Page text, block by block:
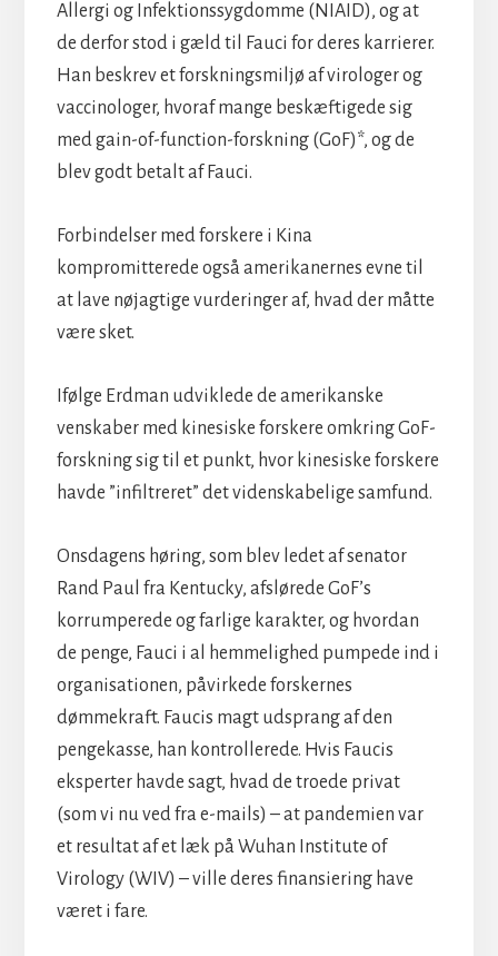
Allergi og Infektionssygdomme (NIAID), og at
de derfor stod i gæld til Fauci for deres karrierer.
Han beskrev et forskningsmiljø af virologer og
vaccinologer, hvoraf mange beskæftigede sig
med gain-of-function-forskning (GoF)*, og de
blev godt betalt af Fauci.
Forbindelser med forskere i Kina
kompromitterede også amerikanernes evne til
at lave nøjagtige vurderinger af, hvad der måtte
være sket.
Ifølge Erdman udviklede de amerikanske
venskaber med kinesiske forskere omkring GoF-
forskning sig til et punkt, hvor kinesiske forskere
havde ”infiltreret” det videnskabelige samfund.
Onsdagens høring, som blev ledet af senator
Rand Paul fra Kentucky, afslørede GoF’s
korrumperede og farlige karakter, og hvordan
de penge, Fauci i al hemmelighed pumpede ind i
organisationen, påvirkede forskernes
dømmekraft. Faucis magt udsprang af den
pengekasse, han kontrollerede. Hvis Faucis
eksperter havde sagt, hvad de troede privat
(som vi nu ved fra e-mails) – at pandemien var
et resultat af et læk på Wuhan Institute of
Virology (WIV) – ville deres finansiering have
været i fare.